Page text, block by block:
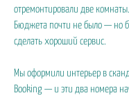
отремонтировали две комнаты.
Бюджета почти не было — но
сделать хороший сервис.
Мы оформили интерьер в
Booking — и эти два номера